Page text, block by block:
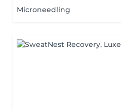
Microneedling